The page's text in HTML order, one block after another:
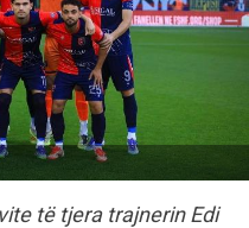
të tjera trajnerin Edi